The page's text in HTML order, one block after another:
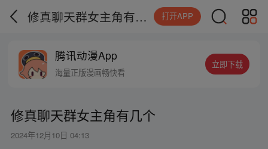
修真聊天群女主角有几个 打开APP
腾讯动漫App
海量正版漫画畅快看
立即下载
修真聊天群女主角有几个
2024年12月10日 04:13